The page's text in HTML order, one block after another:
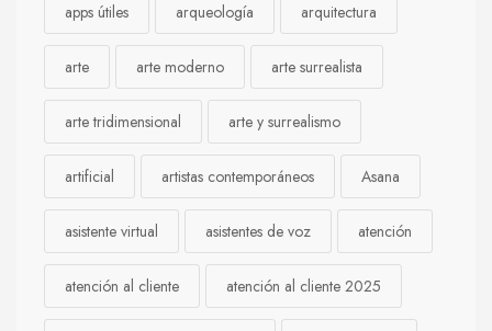
apps útiles arqueología arquitectura
arte arte moderno arte surrealista
arte tridimensional arte y surrealismo
artificial artistas contemporáneos Asana
asistente virtual asistentes de voz atención
atención al cliente atención al cliente 2025